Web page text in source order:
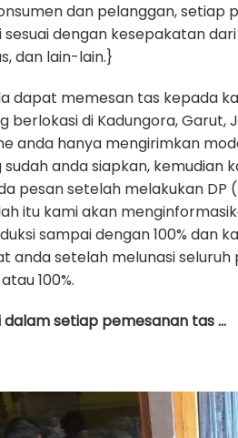
dan pelanggan, setiap
dengan kesepakatan
dan lain-lain.}
dapat memesan tas kepada
berlokasi di Kadungora, Garut,
anda hanya mengirimkan
anda siapkan, kemudian
pesan setelah melakukan DP
itu kami akan
sampai dengan 100% dan
anda setelah melunasi
100%.
setiap pemesanan tas …